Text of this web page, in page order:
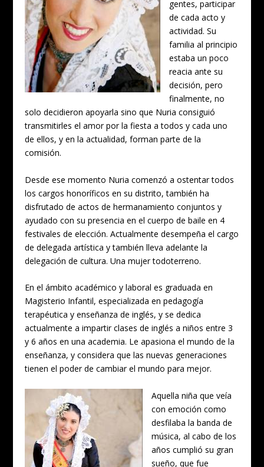
gentes, participar
de cada acto y
actividad. Su
familia al principio
estaba un poco
reacia ante su
decisión, pero
finalmente, no
solo decidieron apoyarla sino que Nuria consiguió
transmitirles el amor por la fiesta a todos y cada uno
de ellos, y en la actualidad, forman parte de la
comisión.
Desde ese momento Nuria comenzó a ostentar todos
los cargos honoríficos en su distrito, también ha
disfrutado de actos de hermanamiento conjuntos y
ayudado con su presencia en el cuerpo de baile en 4
festivales de elección. Actualmente desempeña el cargo
de delegada artística y también lleva adelante la
delegación de cultura. Una mujer todoterreno.
En el ámbito académico y laboral es graduada en
Magisterio Infantil, especializada en pedagogía
terapéutica y enseñanza de inglés, y se dedica
actualmente a impartir clases de inglés a niños entre 3
y 6 años en una academia. Le apasiona el mundo de la
enseñanza, y considera que las nuevas generaciones
tienen el poder de cambiar el mundo para mejor.
Aquella niña que veía
con emoción como
desfilaba la banda de
música, al cabo de los
años cumplió su gran
sueño, que fue